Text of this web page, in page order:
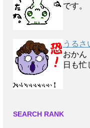
です。
うるさ
おかん
日も忙
SEARCH RANK